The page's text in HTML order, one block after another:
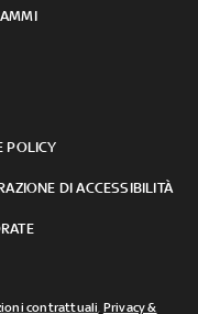
POLICY
DI ACCESSIBILITÀ
contrattuali, Privacy &